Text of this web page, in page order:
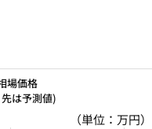
場価格
は予測値)
（単位：万円）